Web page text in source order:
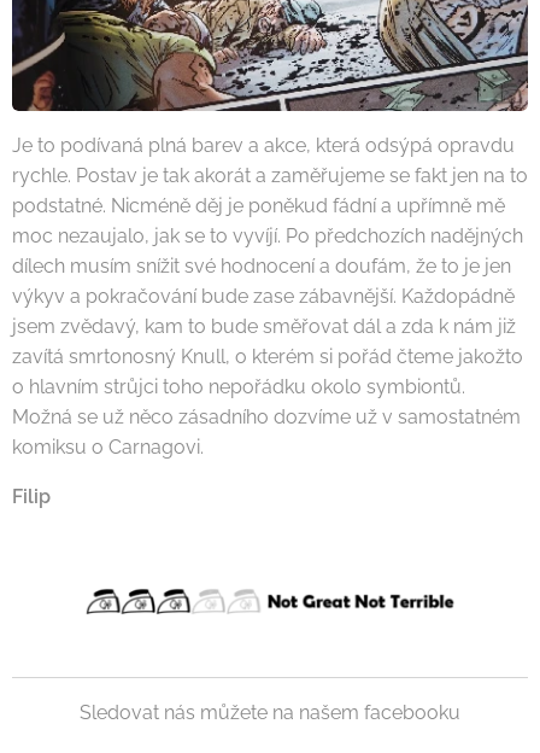
Je to podívaná plná barev a akce, která odsýpá opravdu
rychle. Postav je tak akorát a zaměřujeme se fakt jen na to
podstatné. Nicméně děj je poněkud fádní a upřímně mě
moc nezaujalo, jak se to vyvíjí. Po předchozích nadějných
dílech musím snížit své hodnocení a doufám, že to je jen
výkyv a pokračování bude zase zábavnější. Každopádně
jsem zvědavý, kam to bude směřovat dál a zda k nám již
zavítá smrtonosný Knull, o kterém si pořád čteme jakožto
o hlavním strůjci toho nepořádku okolo symbiontů.
Možná se už něco zásadního dozvíme už v samostatném
komiksu o Carnagovi.
Filip
Sledovat nás můžete na našem facebooku